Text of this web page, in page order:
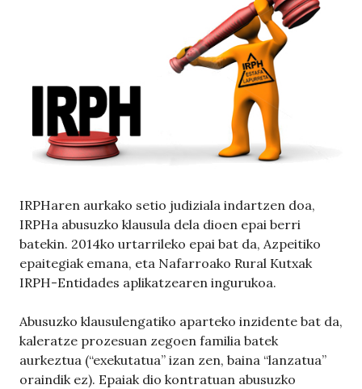
IRPHaren aurkako setio judiziala indartzen doa,
IRPHa abusuzko klausula dela dioen epai berri
batekin. 2014ko urtarrileko epai bat da, Azpeitiko
epaitegiak emana, eta Nafarroako Rural Kutxak
IRPH-Entidades aplikatzearen ingurukoa.
Abusuzko klausulengatiko aparteko inzidente bat da,
kaleratze prozesuan zegoen familia batek
aurkeztua (“exekutatua” izan zen, baina “lanzatua”
oraindik ez). Epaiak dio kontratuan abusuzko